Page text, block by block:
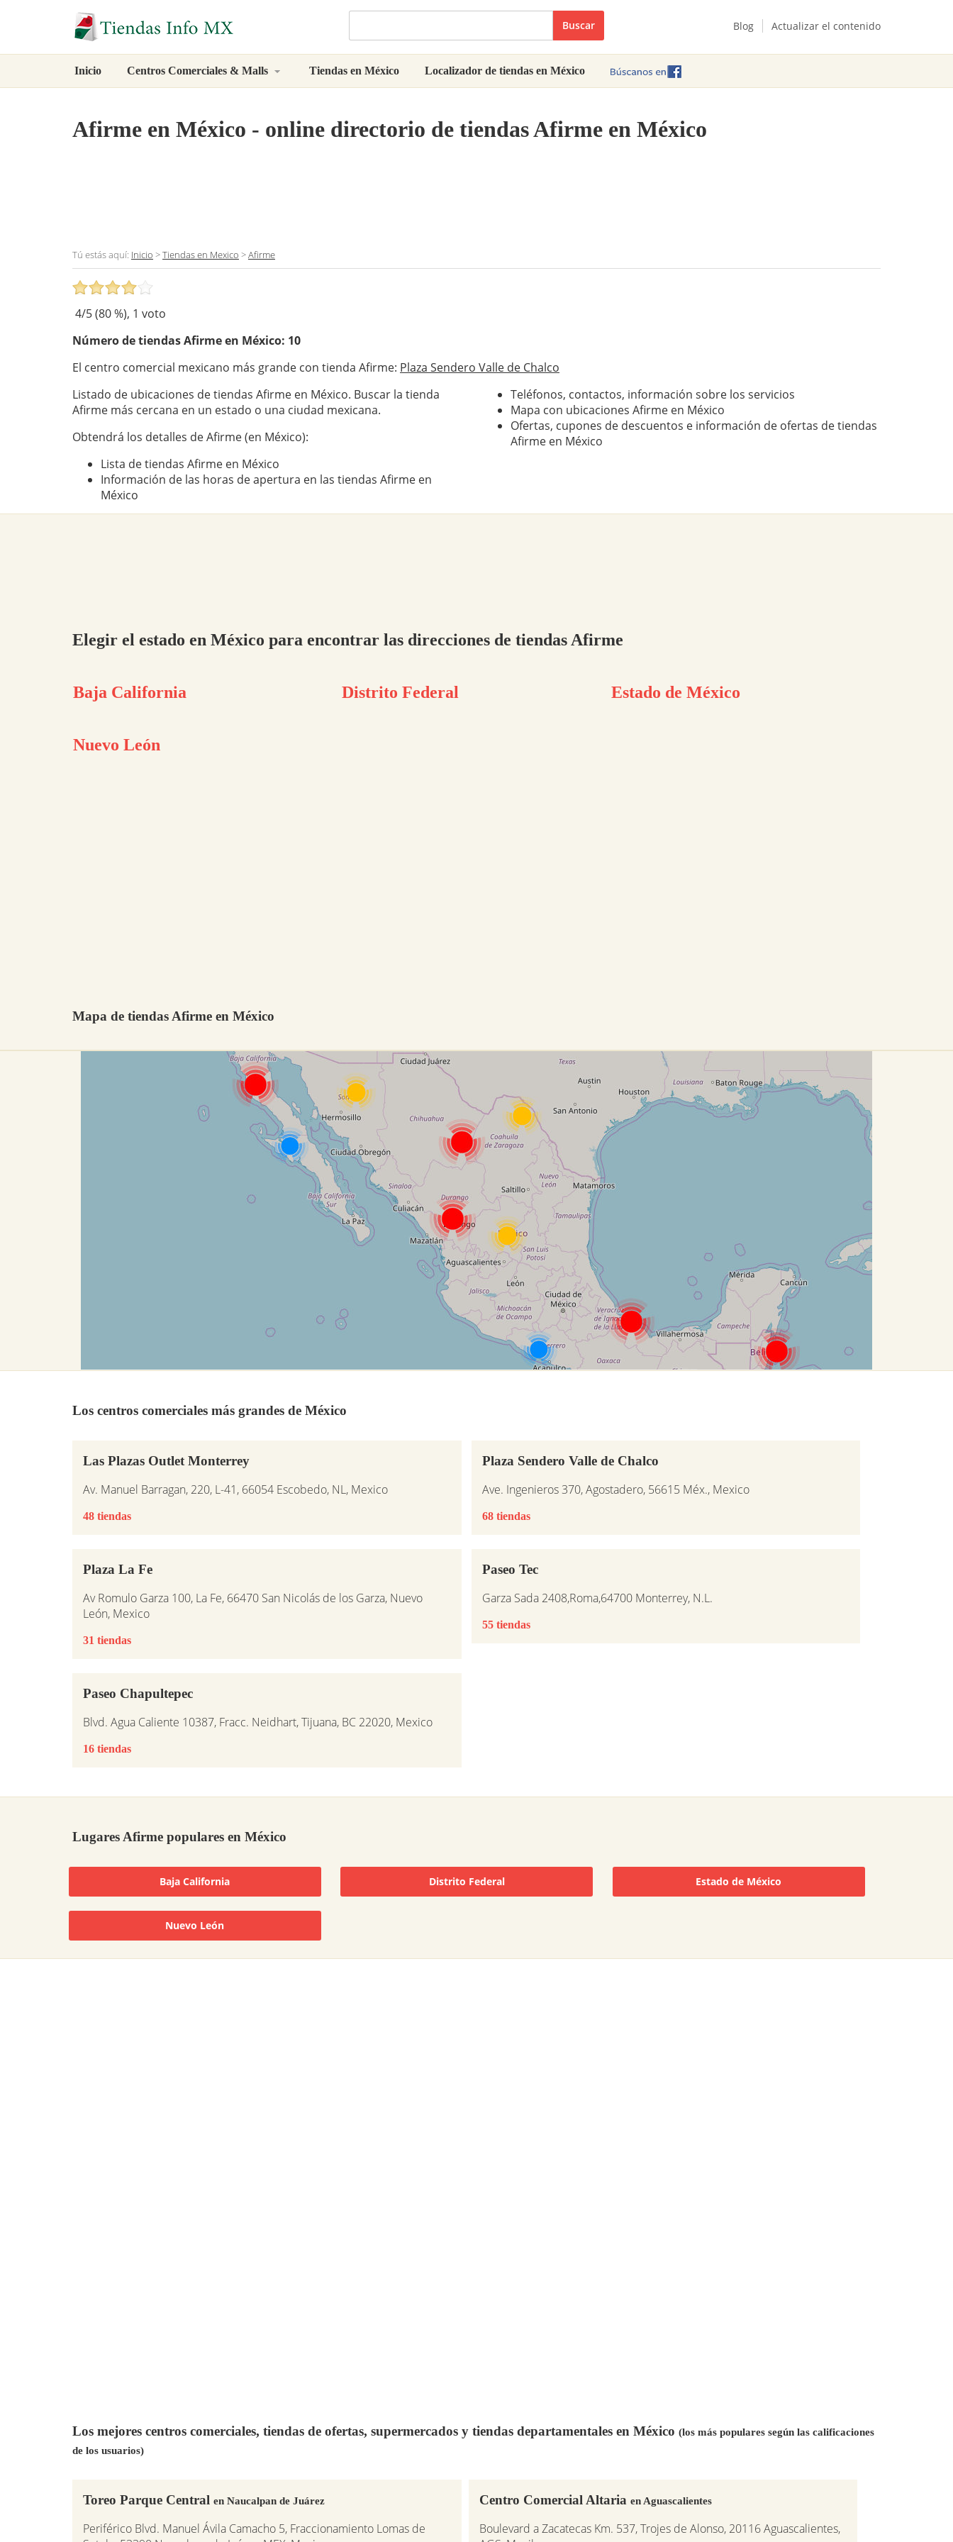
Buscar Blog Actualizar el contenido
Inicio Centros Comerciales & Malls Tiendas en México Localizador de tiendas en México
Afirme en México - online directorio de tiendas Afirme en México
Tú estás aquí: Inicio >Tiendas en Mexico >Afirme
4/5 (80%), 1 voto
Número de tiendasAfirmeen México: 10
El centro comercial mexicano más grande con tienda Afirme: Plaza Sendero Valle de Chalco
Listado de ubicaciones de tiendas Afirme en México. Buscar la tienda
Afirme más cercana en un estado o una ciudad mexicana.
Obtendrá los detalles de Afirme (en México):
Lista de tiendas Afirme en México
Información de las horas de apertura en las tiendas Afirme en
México
Teléfonos, contactos, información sobre los servicios
Mapa con ubicaciones Afirme en México
Ofertas, cupones de descuentos e información de ofertas de tiendas
Afirme en México
Elegir el estado en México para encontrar las direcciones de tiendas Afirme
Baja California Distrito Federal Estado de México
Nuevo León
Mapa de tiendas Afirme en México
Los centros comerciales más grandes de México
Las Plazas Outlet Monterrey
Av. Manuel Barragan, 220, L-41, 66054 Escobedo, NL, Mexico
48 tiendas
Plaza Sendero Valle de Chalco
Ave. Ingenieros 370, Agostadero, 56615 Méx., Mexico
68 tiendas
Plaza La Fe
Av Romulo Garza 100, La Fe, 66470 San Nicolás de los Garza, Nuevo
León, Mexico
31 tiendas
Paseo Tec
Garza Sada 2408,Roma,64700 Monterrey, N.L.
55 tiendas
Paseo Chapultepec
Blvd. Agua Caliente 10387, Fracc. Neidhart, Tijuana, BC 22020, Mexico
16 tiendas
Lugares Afirme populares en México
Baja California Distrito Federal Estado de México
Nuevo León
Los mejores centros comerciales, tiendas de ofertas, supermercados y tiendas departamentales en México (los más populares según las calificaciones
de los usuarios)
Toreo Parque Central en Naucalpan de Juárez
Periférico Blvd. Manuel Ávila Camacho 5, Fraccionamiento Lomas de
Centro Comercial Altaria en Aguascalientes
Boulevard a Zacatecas Km. 537, Trojes de Alonso, 20116 Aguascalientes,